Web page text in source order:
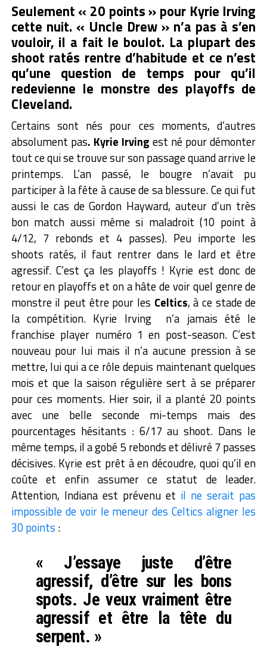
Seulement « 20 points » pour Kyrie Irving
cette nuit. « Uncle Drew » n’a pas à s’en
vouloir, il a fait le boulot. La plupart des
shoot ratés rentre d’habitude et ce n’est
qu’une question de temps pour qu’il
redevienne le monstre des playoffs de
Cleveland.
Certains sont nés pour ces moments, d’autres
absolument pas. Kyrie Irving est né pour démonter
tout ce qui se trouve sur son passage quand arrive le
printemps. L’an passé, le bougre n’avait pu
participer à la fête à cause de sa blessure. Ce qui fut
aussi le cas de Gordon Hayward, auteur d’un très
bon match aussi même si maladroit (10 point à
4/12, 7 rebonds et 4 passes). Peu importe les
shoots ratés, il faut rentrer dans le lard et être
agressif. C’est ça les playoffs ! Kyrie est donc de
retour en playoffs et on a hâte de voir quel genre de
monstre il peut être pour les Celtics, à ce stade de
la compétition. Kyrie Irving n’a jamais été le
franchise player numéro 1 en post-season. C’est
nouveau pour lui mais il n’a aucune pression à se
mettre, lui qui a ce rôle depuis maintenant quelques
mois et que la saison régulière sert à se préparer
pour ces moments. Hier soir, il a planté 20 points
avec une belle seconde mi-temps mais des
pourcentages hésitants : 6/17 au shoot. Dans le
même temps, il a gobé 5 rebonds et délivré 7 passes
décisives. Kyrie est prêt à en découdre, quoi qu’il en
coûte et enfin assumer ce statut de leader.
Attention, Indiana est prévenu et il ne serait pas
impossible de voir le meneur des Celtics aligner les
30 points :
« J’essaye juste d’être
agressif, d’être sur les bons
spots. Je veux vraiment être
agressif et être la tête du
serpent. »